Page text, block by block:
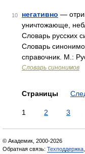
10 негативно —
уничтожающе,
Словарь русских
Словарь
справочник. М.:
Словарь синонимов
Страницы
1 2 3
© Академик, 2000-2026
Обратная связь: Техподдержка